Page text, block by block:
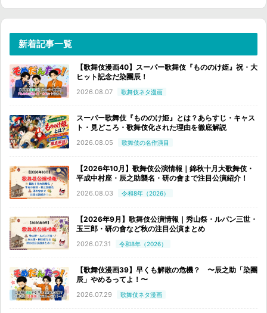
新着記事一覧
【歌舞伎漫画40】スーパー歌舞伎『もののけ姫』祝・大
ヒット記念だ染團辰！
2026.08.07 歌舞伎ネタ漫画
スーパー歌舞伎『もののけ姫』とは？あらすじ・キャス
ト・見どころ・歌舞伎化された理由を徹底解説
2026.08.05 歌舞伎の名作演目
【2026年10月】歌舞伎公演情報｜錦秋十月大歌舞伎・
平成中村座・辰之助襲名・研の會まで注目公演紹介！
2026.08.03 令和8年（2026）
【2026年9月】歌舞伎公演情報｜秀山祭・ルパン三世・
玉三郎・研の會など秋の注目公演まとめ
2026.07.31 令和8年（2026）
【歌舞伎漫画39】早くも解散の危機？ 〜辰之助「染團
辰」やめるってよ！〜
2026.07.29 歌舞伎ネタ漫画